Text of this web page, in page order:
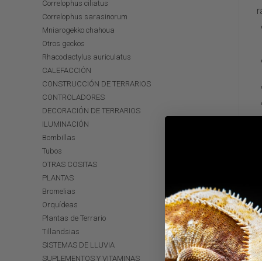
Correlophus ciliatus
Correlophus sarasinorum
Mniarogekko chahoua
Otros geckos
Rhacodactylus auriculatus
CALEFACCIÓN
CONSTRUCCIÓN DE TERRARIOS
CONTROLADORES
DECORACIÓN DE TERRARIOS
ILUMINACIÓN
Bombillas
Tubos
OTRAS COSITAS
PLANTAS
Bromelias
Orquídeas
Plantas de Terrario
Tillandsias
SISTEMAS DE LLUVIA
SUPLEMENTOS Y VITAMINAS